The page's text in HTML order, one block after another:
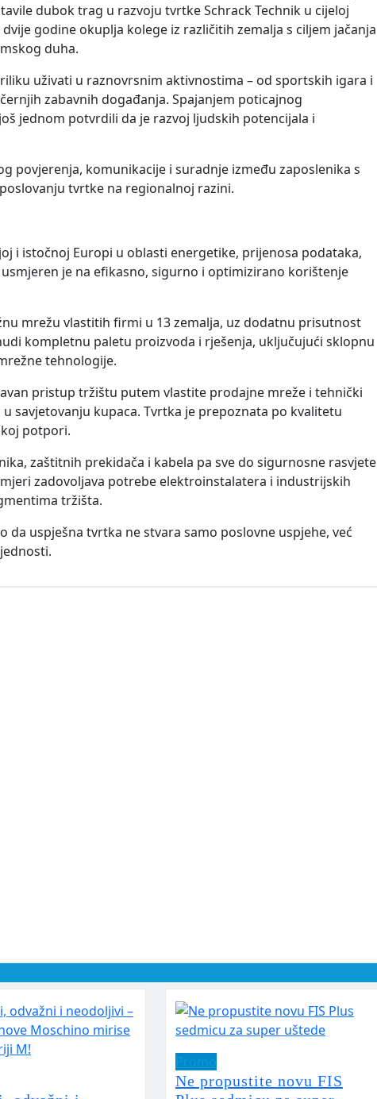
dubok trag u razvoju tvrtke Schrack Technik u cijeloj
godine okuplja kolege iz različitih zemalja s ciljem jačanja
duha.
uživati u raznovrsnim aktivnostima – od sportskih igara i
zabavnih događanja. Spajanjem poticajnog
jednom potvrdili da je razvoj ljudskih potencijala i
povjerenja, komunikacije i suradnje između zaposlenika s
tvrtke na regionalnoj razini.
i istočnoj Europi u oblasti energetike, prijenosa podataka,
je na efikasno, sigurno i optimizirano korištenje
mrežu vlastitih firmi u 13 zemalja, uz dodatnu prisutnost
kompletnu paletu proizvoda i rješenja, uključujući sklopnu
tehnologije.
pristup tržištu putem vlastite prodajne mreže i tehnički
savjetovanju kupaca. Tvrtka je prepoznata po kvalitetu
potpori.
zaštitnih prekidača i kabela pa sve do sigurnosne rasvjete
zadovoljava potrebe elektroinstalatera i industrijskih
tržišta.
da uspješna tvrtka ne stvara samo poslovne uspjehe, već
Ne propustite novu FIS